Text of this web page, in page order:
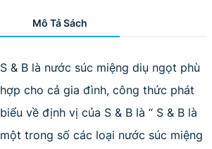
Mô Tả Sách
S & B là nước súc miệng diụ ngọt phù
hợp cho cả gia đình, công thức phát
biểu về định vị của S & B là “ S & B là
một trong số các loại nước súc miệng